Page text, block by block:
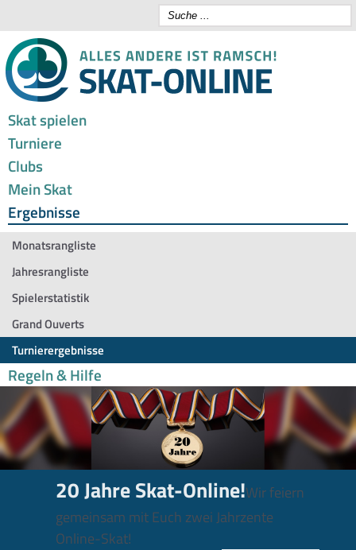
Skat spielen
Turniere
Clubs
Mein Skat
Ergebnisse
Monatsrangliste
Jahresrangliste
Spielerstatistik
Grand Ouverts
Turnierergebnisse
Regeln & Hilfe
20 Jahre Skat-Online!Wir feiern
gemeinsam mit Euch zwei Jahrzente
Online-Skat!